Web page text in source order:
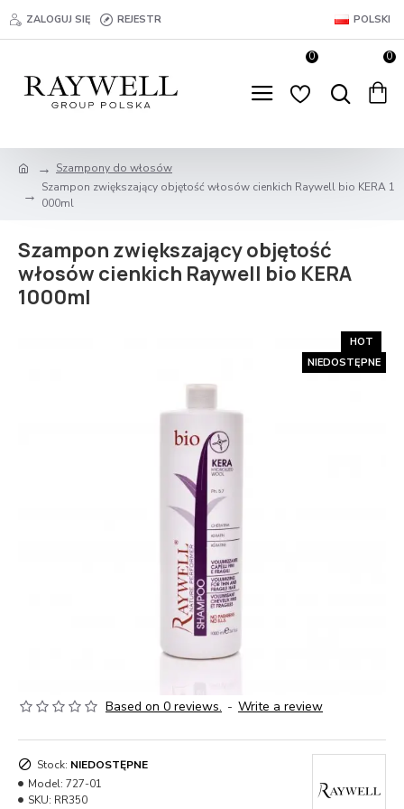
ZALOGUJ SIĘ REJESTR POLSKI
0 0
Szampony do włosów
Szampon zwiększający objętość włosów cienkich Raywell bio KERA 1
000ml
Szampon zwiększający objętość
włosów cienkich Raywell bio KERA
1000ml
HOT
NIEDOSTĘPNE
Based on 0 reviews. - Write a review
Stock: NIEDOSTĘPNE
Model: 727-01
SKU: RR350